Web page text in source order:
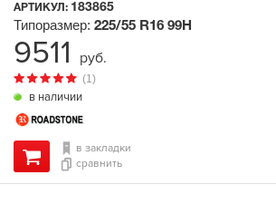
АРТИКУЛ: 183865
в наличии
(1)
Типоразмер: 225/55 R16 99H
в закладки
сравнить
9511 руб.